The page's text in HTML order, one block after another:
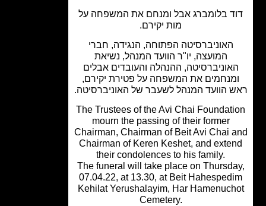
בלומברג אבל ומנחם את המשפחה על
מות יקירם.
האוניברסיטה הפתוחה, הנגידה, חברי
המועצה, יו"ר הוועד המנהל, נשיאת
ההנהלה והעובדים אבלים
את המשפחה על פטירת יקירם,
הוועד המנהל לשעבר של האוניברסיטה.
The Trustees of the Avi Chai
mourn the passing of their former
Chairman, Chairman of Beit Avi Chai
Chairman of Keren Keshet, and
their condolences to his family.
The funeral will take place on
07.04.22, at 13.30, at Beit
Kehilat Yerushalayim, Har
Cemetery.